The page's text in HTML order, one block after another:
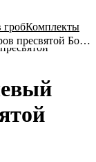
гробКомплекты
Комплект П-17 Парчевый Икона Покров пресвятой Богородицы